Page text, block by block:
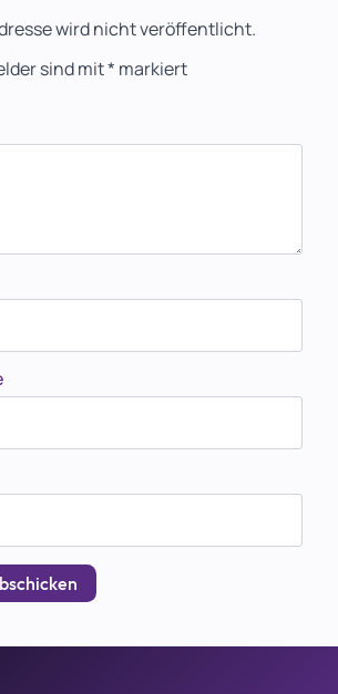
wird nicht veröffentlicht.
sind mit* markiert